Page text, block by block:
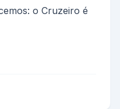
o Cruzeiro é